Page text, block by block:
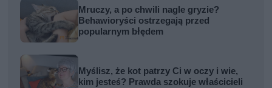
Mruczy, a po chwili nagle gryzie?
Behawioryści ostrzegają przed
popularnym błędem
Myślisz, że kot patrzy Ci w oczy i wie,
kim jesteś? Prawda szokuje właścicieli